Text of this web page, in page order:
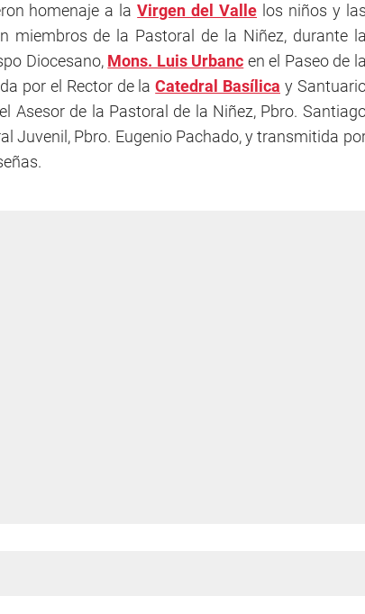
homenaje a laVirgen del Valle los niños y las
miembros de la Pastoral de la Niñez, durante la
Diocesano, Mons. Luis Urbanc en el Paseo de la
por el Rector de laCatedral Basílica y
Asesor de la Pastoral de la Niñez, Pbro.
Juvenil, Pbro. Eugenio Pachado, y transmitida